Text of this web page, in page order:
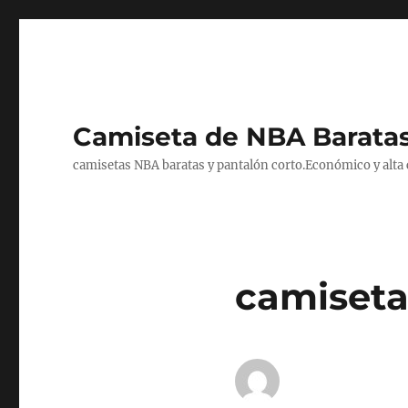
Camiseta de NBA
camisetas NBA baratas y pantalón corto.Económico y